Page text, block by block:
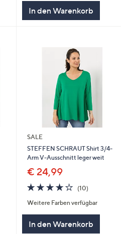
In den Warenkorb
SALE
STEFFEN SCHRAUT Shirt 3/4-
Arm V-Ausschnitt leger weit
€ 24,99
3.7
von
5
(10)10
Weitere Farben verfügbar
In den Warenkorb